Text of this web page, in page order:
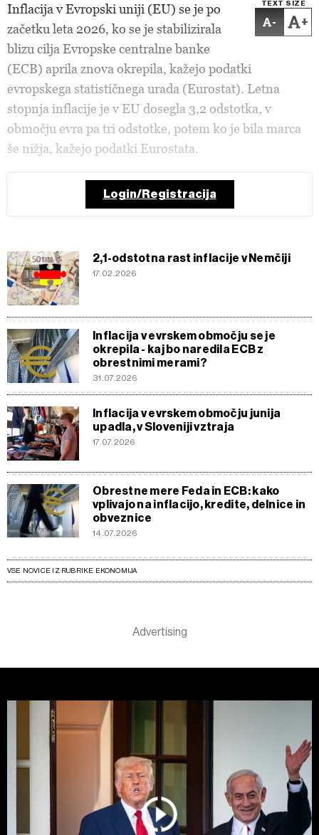
TEXT SIZE
- +
Inflacija v Evropski uniji (EU) se je po
začetku leta 2026, ko se je stabilizirala
blizu cilja Evropske centralne banke
(ECB) aprila znova okrepila, kažejo podatki
evropskega statističnega urada (Eurostat). Letna
stopnja inflacije je v EU dosegla 3,2 odstotka, v
območju evra pa tri odstotke, potem ko je bila marca
še nižja, kažejo podatki Eurostata.
Login/Registracija
2,1-odstotna rast inflacije v Nemčiji
17.02.2026
Inflacija v evrskem območju se je
okrepila - kaj bo naredila ECB z
obrestnimi merami?
31.07.2026
Inflacija v evrskem območju junija
upadla, v Sloveniji vztraja
17.07.2026
Obrestne mere Feda in ECB: kako
vplivajo na inflacijo, kredite, delnice in
obveznice
14.07.2026
VSE NOVICE IZ RUBRIKE EKONOMIJA